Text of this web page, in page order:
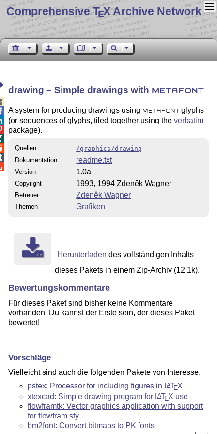
Comprehensive TEX Archive Network
drawing – Simple drawings with METAFONT
A system for producing drawings using METAFONT
glyphs
(or sequences of glyphs, tiled together using theverbatim
package).
Quellen
/graphics/drawing
Dokumentation
readme.txt
Version 1.0a
Copyright 1993, 1994 Zdeněk Wagner
Betreuer Zdeněk Wagner
Themen Grafiken
Herunterladen des vollständigen Inhalts
dieses Pakets in einem Zip-Archiv (12.1k).
Bewertungskommentare
Für dieses Paket sind bisher keine Kommentare
vorhanden. Du kannst der Erste sein, der dieses Paket
bewertet!
Vorschläge
Vielleicht sind auch die folgenden Pakete von Interesse.
pstex: Processor for including figures in LATEX
xtexcad: Simple drawing program for LATEX use
flowframtk: Vector graphics application with support
for flowfram.sty
bm2font: Convert bitmaps to PK fonts